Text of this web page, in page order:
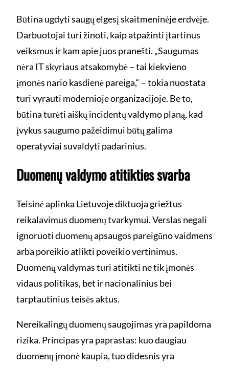
Būtina ugdyti saugų elgesį skaitmeninėje erdvėje.
Darbuotojai turi žinoti, kaip atpažinti įtartinus
veiksmus ir kam apie juos pranešti. „Saugumas
nėra IT skyriaus atsakomybė – tai kiekvieno
įmonės nario kasdienė pareiga,“ – tokia nuostata
turi vyrauti modernioje organizacijoje. Be to,
būtina turėti aiškų incidentų valdymo planą, kad
įvykus saugumo pažeidimui būtų galima
operatyviai suvaldyti padarinius.
Duomenų valdymo atitikties svarba
Teisinė aplinka Lietuvoje diktuoja griežtus
reikalavimus duomenų tvarkymui. Verslas negali
ignoruoti duomenų apsaugos pareigūno vaidmens
arba poreikio atlikti poveikio vertinimus.
Duomenų valdymas turi atitikti ne tik įmonės
vidaus politikas, bet ir nacionalinius bei
tarptautinius teisės aktus.
Nereikalingų duomenų saugojimas yra papildoma
rizika. Principas yra paprastas: kuo daugiau
duomenų įmonė kaupia, tuo didesnis yra